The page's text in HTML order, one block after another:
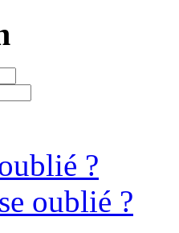
?
oublié ?